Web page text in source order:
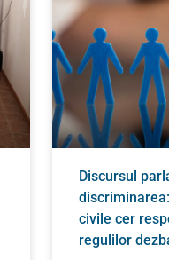
Discursul
civile cer
regulilor